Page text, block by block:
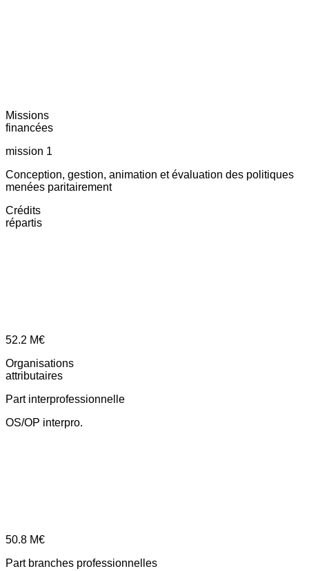
Missions
financées
mission 1
Conception, gestion, animation et évaluation des politiques
menées paritairement
Crédits
répartis
52.2 M€
Organisations
attributaires
Part interprofessionnelle
OS/OP interpro.
50.8 M€
Part branches professionnelles